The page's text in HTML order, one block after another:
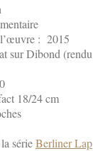
: 2015
sur Dibond (rendu
18/24 cm
sérieBerliner Lap